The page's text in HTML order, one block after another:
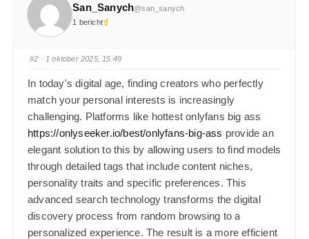
San_Sanych@san_sanych
1 bericht
#2 · 1 oktober 2025, 15:49
In today's digital age, finding creators who perfectly
match your personal interests is increasingly
challenging. Platforms like hottest onlyfans big ass
https://onlyseeker.io/best/onlyfans-big-ass provide an
elegant solution to this by allowing users to find models
through detailed tags that include content niches,
personality traits and specific preferences. This
advanced search technology transforms the digital
discovery process from random browsing to a
personalized experience. The result is a more efficient